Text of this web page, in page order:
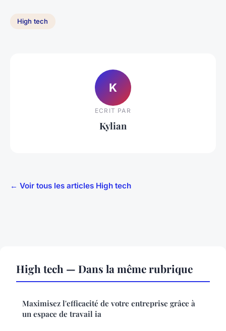
High tech
K
ECRIT PAR
Kylian
← Voir tous les articles High tech
High tech — Dans la même rubrique
Maximisez l'efficacité de votre entreprise grâce à
un espace de travail ia